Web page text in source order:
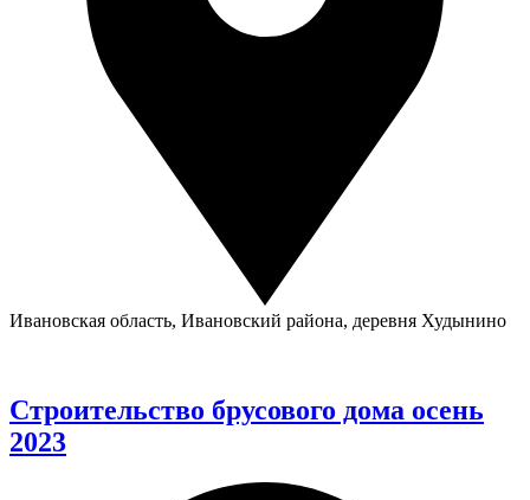
Ивановская область, Ивановский района, деревня Худынино
Строительство брусового дома осень
2023